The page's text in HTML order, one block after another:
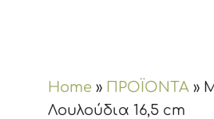
Home » ΠΡΟΪΟΝΤΑ »
Λουλούδια 16,5 cm